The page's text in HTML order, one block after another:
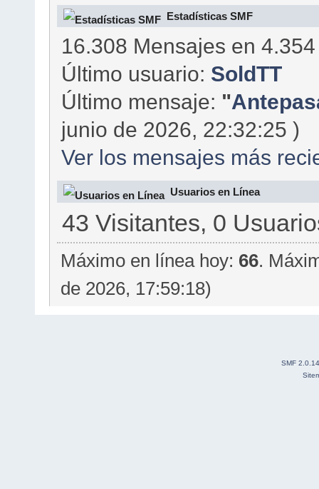
Estadísticas SMF
16.308 Mensajes en
Último usuario: SoldTT
Último mensaje: "
junio de 2026, 22:32:25 )
Ver los mensajes más
Usuarios en Línea
43 Visitantes, 0
Máximo en línea hoy: 66.
de 2026, 17:59:18)
SMF 2.0.14